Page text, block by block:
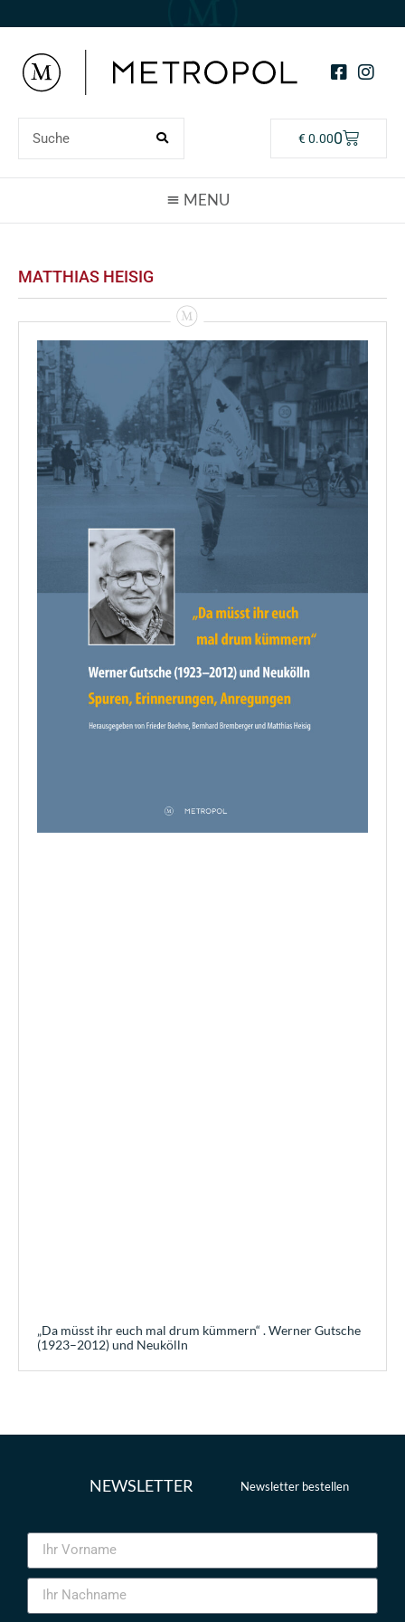
€0.000
MATTHIAS HEISIG
„Da müsst ihr euch mal drum kümmern“ . Werner Gutsche
(1923–2012) und Neukölln
NEWSLETTER Newsletter bestellen